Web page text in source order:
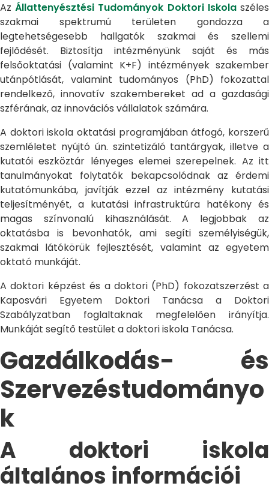
AzÁllattenyésztési Tudományok Doktori Iskolaszéles
szakmai spektrumú területen gondozza a
legtehetségesebb hallgatók szakmai és szellemi
fejlődését. Biztosítja intézményünk saját és más
felsőoktatási (valamint K+F) intézmények szakember
utánpótlását, valamint tudományos (PhD) fokozattal
rendelkező, innovatív szakembereket ad a gazdasági
szférának, az innovációs vállalatok számára.
A doktori iskola oktatási programjában átfogó, korszerű
szemléletet nyújtó ún. szintetizáló tantárgyak, illetve a
kutatói eszköztár lényeges elemei szerepelnek. Az itt
tanulmányokat folytatók bekapcsolódnak az érdemi
kutatómunkába, javítják ezzel az intézmény kutatási
teljesítményét, a kutatási infrastruktúra hatékony és
magas színvonalú kihasználását. A legjobbak az
oktatásba is bevonhatók, ami segíti személyiségük,
szakmai látókörük fejlesztését, valamint az egyetem
oktató munkáját.
A doktori képzést és a doktori (PhD) fokozatszerzést a
Kaposvári Egyetem Doktori Tanácsa a Doktori
Szabályzatban foglaltaknak megfelelően irányítja.
Munkáját segítő testület a doktori iskola Tanácsa.
Gazdálkodás- és
Szervezéstudományo
k
A doktori iskola
általános információi